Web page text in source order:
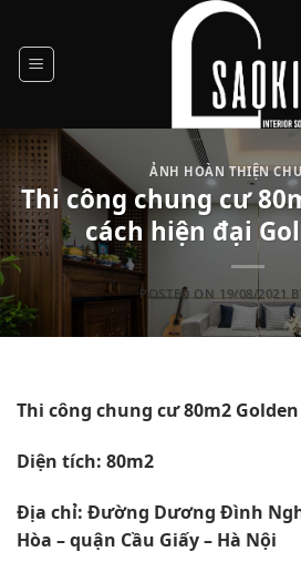
content
ẢNH HOÀN THIỆN
Thi công chung cư
cách hiện đại
POSTED ON19/08/2021
Thi công chung cư 80m2
Diện tích: 80m2
Địa chỉ: Đường Dương Đình
Hòa – quận Cầu Giấy – Hà Nội